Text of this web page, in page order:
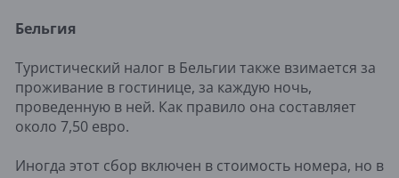
Бельгия
Туристический налог в Бельгии также взимается за
проживание в гостинице, за каждую ночь,
проведенную в ней. Как правило она составляет
около 7,50 евро.
Иногда этот сбор включен в стоимость номера, но в